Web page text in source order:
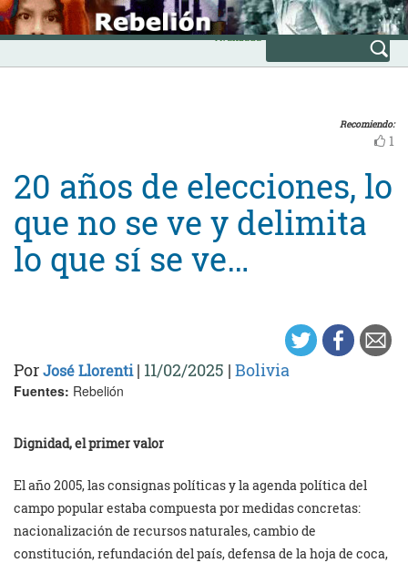
Skip
to
content
INICIO
Avanzada
Recomiendo:
1
20 años de elecciones, lo
que no se ve y delimita
lo que sí se ve…
PorJosé Llorenti| 11/02/2025 | Bolivia
Fuentes: Rebelión
Dignidad, el primer valor
El año 2005, las consignas políticas y la agenda política del
campo popular estaba compuesta por medidas concretas:
nacionalización de recursos naturales, cambio de
constitución, refundación del país, defensa de la hoja de coca,